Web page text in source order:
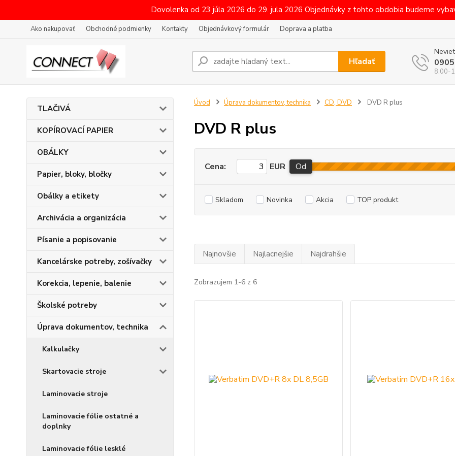
Dovolenka od 23 júla 2026 do 29. jula 2026 Objednávky z tohto obdobia budeme
Ako nakupovať Obchodné podmienky Kontakty Objednávkový formulár Doprava a platba
Hľadať
8.00-
TLAČIVÁ
KOPÍROVACÍ PAPIER
OBÁLKY
Papier, bloky, bločky
Obálky a etikety
Archivácia a organizácia
Písanie a popisovanie
Kancelárske potreby, zošívačky
Korekcia, lepenie, balenie
Školské potreby
Úprava dokumentov, technika
Kalkulačky
Skartovacie stroje
Laminovacie stroje
Laminovacie fólie ostatné a
doplnky
Laminovacie fólie lesklé
Úvod Úprava dokumentov, technika CD, DVD DVD R plus
DVD R plus
Cena: EUR Od
Skladom Novinka Akcia TOP produkt
Najnovšie Najlacnejšie Najdrahšie
Zobrazujem 1-6 z 6